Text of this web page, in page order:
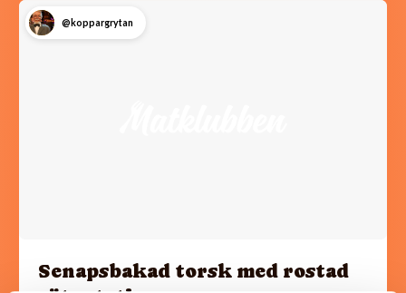
@koppargrytan
Senapsbakad torsk med rostad